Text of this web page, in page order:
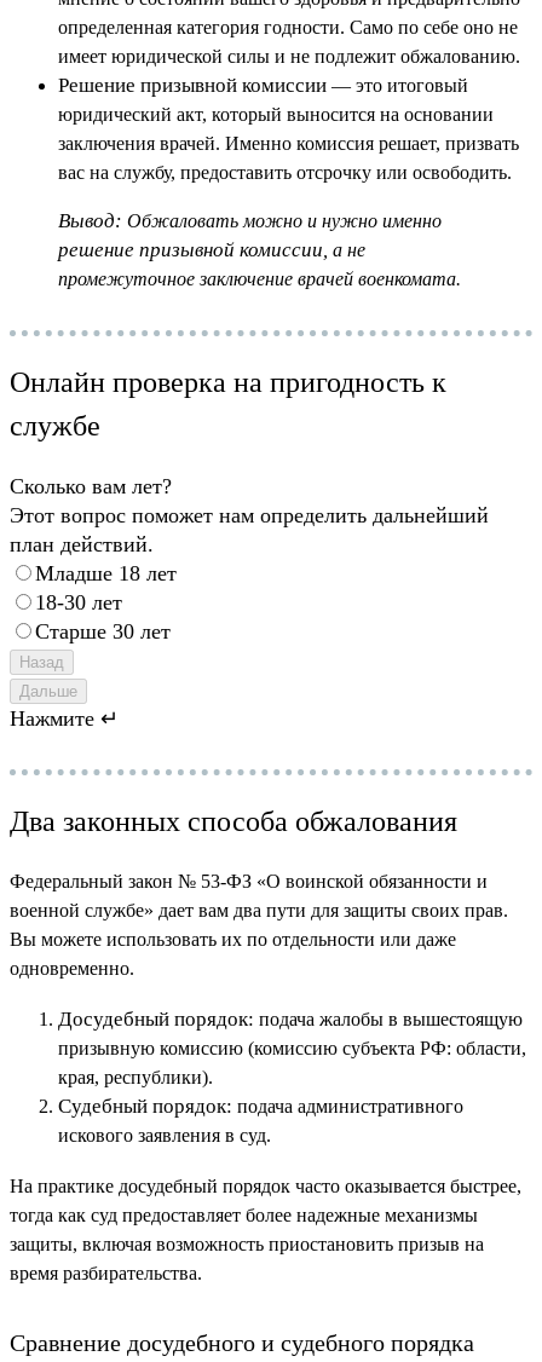
определенная категория годности. Само по себе оно не
имеет юридической силы и не подлежит обжалованию.
Решение призывной комиссии — это итоговый
юридический акт, который выносится на основании
заключения врачей. Именно комиссия решает, призвать
вас на службу, предоставить отсрочку или освободить.
Вывод: Обжаловать можно и нужно именно
решение призывной комиссии , а не
промежуточное заключение врачей военкомата.
Онлайн проверка на пригодность к
службе
Сколько вам лет?
Этот вопрос поможет нам определить дальнейший
план действий.
Младше 18 лет
18-30 лет
Старше 30 лет
Назад
Дальше
Нажмите ↵
Два законных способа обжалования
Федеральный закон № 53-ФЗ «О воинской обязанности и
военной службе» дает вам два пути для защиты своих прав.
Вы можете использовать их по отдельности или даже
одновременно.
Досудебный порядок: подача жалобы в вышестоящую
призывную комиссию (комиссию субъекта РФ: области,
края, республики).
Судебный порядок: подача административного
искового заявления в суд.
На практике досудебный порядок часто оказывается быстрее,
тогда как суд предоставляет более надежные механизмы
защиты, включая возможность приостановить призыв на
время разбирательства.
Сравнение досудебного и судебного порядка